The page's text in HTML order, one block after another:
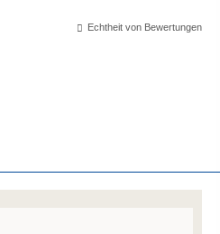
Echtheit von Bewertungen